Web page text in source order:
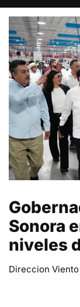
Sonora
niveles
Direccion